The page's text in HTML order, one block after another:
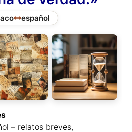
español
– relatos breves,